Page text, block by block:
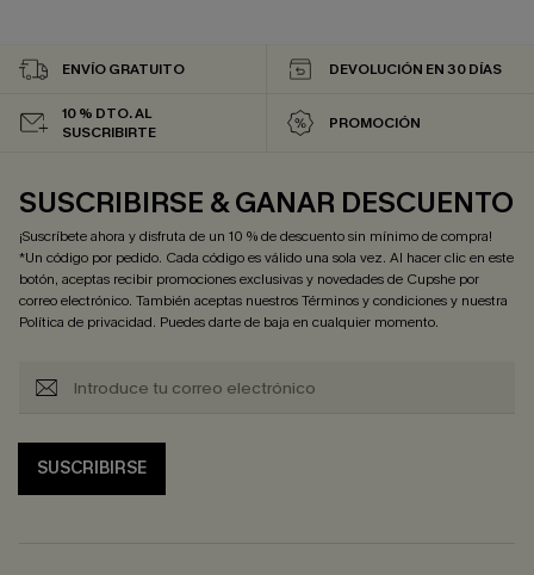
ENVÍO GRATUITO DEVOLUCIÓN EN 30 DÍAS
10 % DTO. AL
SUSCRIBIRTE
PROMOCIÓN
SUSCRIBIRSE & GANAR DESCUENTO
¡Suscríbete ahora y disfruta de un 10 % de descuento sin mínimo de compra!
*Un código por pedido. Cada código es válido una sola vez. Al hacer clic en este
botón, aceptas recibir promociones exclusivas y novedades de Cupshe por
correo electrónico. También aceptas nuestrosTérminos y condicionesy nuestra
Política de privacidad. Puedes darte de baja en cualquier momento.
SUSCRIBIRSE